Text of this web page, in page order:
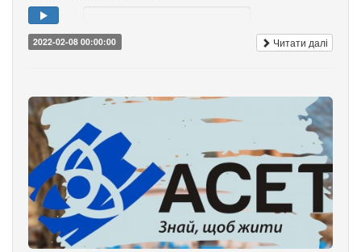
2022-02-08 00:00:00 Читати далі